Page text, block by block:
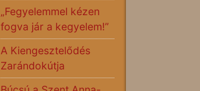
„Fegyelemmel kézen
fogva jár a kegyelem!”
A Kiengesztelődés
Zarándokútja